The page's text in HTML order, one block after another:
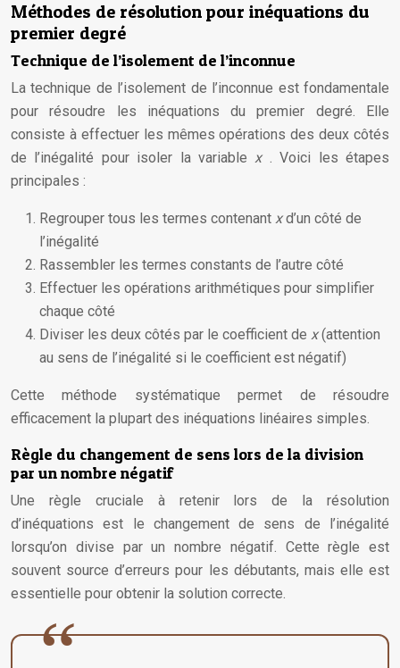
Méthodes de résolution pour inéquations du
premier degré
Technique de l’isolement de l’inconnue
La technique de l’isolement de l’inconnue est fondamentale
pour résoudre les inéquations du premier degré. Elle
consiste à effectuer les mêmes opérations des deux côtés
de l’inégalité pour isoler la variablex . Voici les étapes
principales :
Regrouper tous les termes contenant xd’un côté de
l’inégalité
Rassembler les termes constants de l’autre côté
Effectuer les opérations arithmétiques pour simplifier
chaque côté
Diviser les deux côtés par le coefficient de x(attention
au sens de l’inégalité si le coefficient est négatif)
Cette méthode systématique permet de résoudre
efficacement la plupart des inéquations linéaires simples.
Règle du changement de sens lors de la division
par un nombre négatif
Une règle cruciale à retenir lors de la résolution
d’inéquations est le changement de sens de l’inégalité
lorsqu’on divise par un nombre négatif. Cette règle est
souvent source d’erreurs pour les débutants, mais elle est
essentielle pour obtenir la solution correcte.